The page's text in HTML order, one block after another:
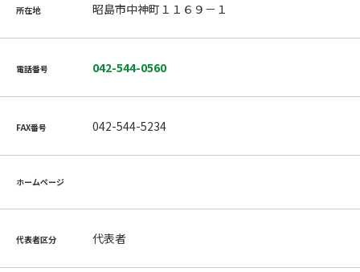
所在地 昭島市中神町１１６９－１
電話番号 042-544-0560
FAX番号 042-544-5234
ホームページ
代表者区分 代表者